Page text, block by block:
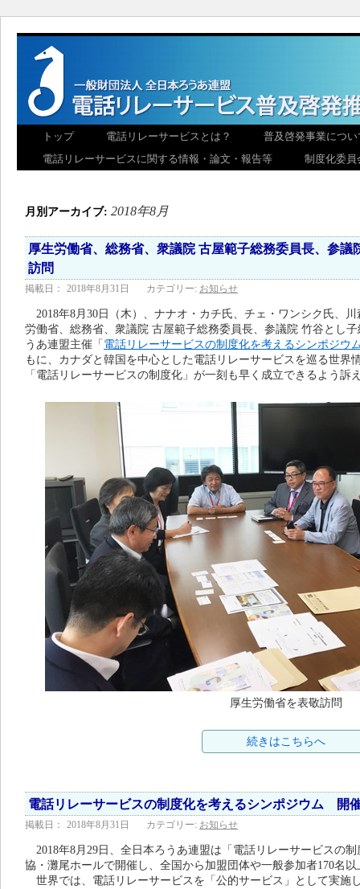
トップ 電話リレーサービスとは？
普及啓発事業につい
電話リレーサービスに関する情報・論文・報告等
制度化委員
月別アーカイブ: 2018年8月
厚生労働省、総務省、衆議院 古屋範子総務委員長、参議
訪問
掲載日： 2018年8月31日 カテゴリー: お知らせ
2018年8月30日（木）、ナナオ・カチ氏、チェ・ワンシク氏、
労働省、総務省、衆議院 古屋範子総務委員長、参議院 竹谷とし
うあ連盟主催「 電話リレーサービスの制度化を考えるシンポジウ
もに、カナダと韓国を中心とした電話リレーサービスを巡る世界
「電話リレーサービスの制度化」が一刻も早く成立できるよう訴
厚生労働省を表敬訪問
続きはこちらへ
電話リレーサービスの制度化を考えるシンポジウム 開
掲載日： 2018年8月31日 カテゴリー: お知らせ
2018年8月29日、全日本ろうあ連盟は「電話リレーサービスの
協・灘尾ホールで開催し、全国から加盟団体や一般参加者170名
世界では、電話リレーサービスを「公的サービス」として実施